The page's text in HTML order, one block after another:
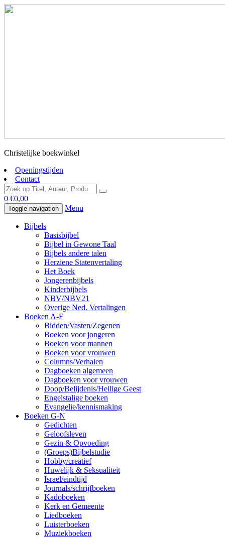
Christelijke boekwinkel
Openingstijden
Contact
0 €0,00
Toggle navigation Menu
Bijbels
Basisbijbel
Bijbel in Gewone Taal
Bijbels andere talen
Herziene Statenvertaling
Het Boek
Jongerenbijbels
Kinderbijbels
NBV/NBV21
Overige Ned. Vertalingen
Boeken A-F
Bidden/Vasten/Zegenen
Boeken voor jongeren
Boeken voor mannen
Boeken voor vrouwen
Columns/Verhalen
Dagboeken algemeen
Dagboeken voor vrouwen
Doop/Belijdenis/Heilige Geest
Engelstalige boeken
Evangelie/kennismaking
Boeken G-N
Gedichten
Geloofsleven
Gezin & Opvoeding
(Groeps)Bijbelstudie
Hobby/creatief
Huwelijk & Seksualiteit
Israel/eindtijd
Journals/schrijfboeken
Kadoboeken
Kerk en Gemeente
Liedboeken
Luisterboeken
Muziekboeken